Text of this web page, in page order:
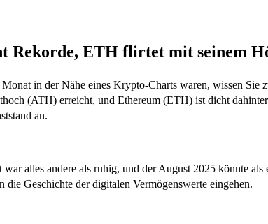
Rekorde, ETH flirtet mit seinem
Monat in der Nähe eines Krypto-Charts waren, wissen Sie
(ATH) erreicht, und Ethereum (ETH) ist dicht
an.
alles andere als ruhig, und der August 2025 könnte als
die Geschichte der digitalen Vermögenswerte eingehen.